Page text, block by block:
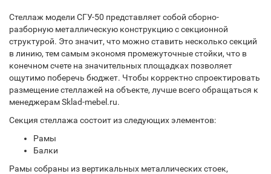
Стеллаж модели СГУ-50 представляет собой сборно-
разборную металлическую конструкцию с секционной
структурой. Это значит, что можно ставить несколько секций
в линию, тем самым экономя промежуточные стойки, что в
конечном счете на значительных площадках позволяет
ощутимо поберечь бюджет. Чтобы корректно спроектировать
размещение стеллажей на объекте, лучше всего обращаться к
менеджерам Sklad-mebel.ru.
Секция стеллажа состоит из следующих элементов:
Рамы
Балки
Рамы собраны из вертикальных металлических стоек,